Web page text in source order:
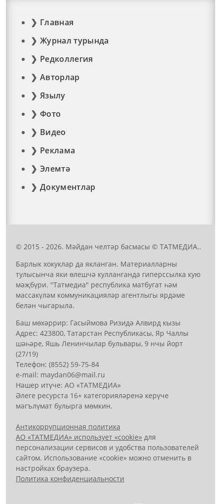
Главная
Журнал турында
Редколлегия
Авторлар
Язылу
Фото
Видео
Реклама
Элемтә
Документлар
© 2015 - 2026. Мәйдан челтәр басмасы © ТАТМЕДИА..
Барлык хокуклар да якланган. Материалларны
тулысынча яки өлешчә кулланганда гиперссылка кую
мәҗбүри. "Татмедиа" республика матбугат һәм
массакүләм коммуникацияләр агентлыгы ярдәме
белән чыгарыла.
Баш мөхәррир: Гасыймова Ризидә Алвирд кызы
Адрес: 423800, Татарстан Республикасы, Яр Чаллы
шәһәре, Яшь Ленинчылар бульвары, 9 нчы йорт
(27/19)
Телефон: (8552) 59-75-84
е-mail: mауdаn06@mail.гu
Нәшер итүче: АО «ТАТМЕДИА»
Әлеге ресурста 16+ категорияләренә керүче
мәгълүмат булырга мөмкин.
Антикоррупционная политика
АО «ТАТМЕДИА» использует «cookie» для
персонализации сервисов и удобства пользователей
сайтом. Использование «cookie» можно отменить в
настройках браузера.
Политика конфиденциальности